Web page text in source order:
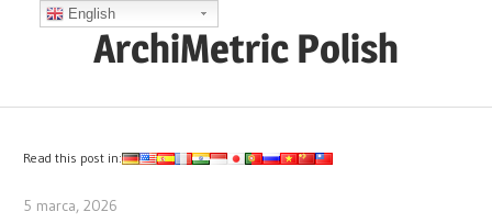
ArchiMetric Polish
Ops,
Read this post in:
5 marca, 2026
English